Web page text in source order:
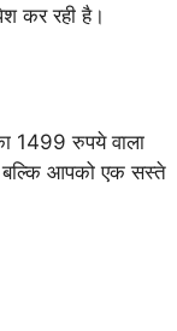
कर रही है।
1499 रुपये वाला
बल्कि आपको एक सस्ते